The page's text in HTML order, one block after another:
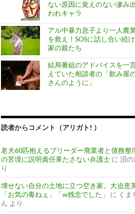
ない原因に覚えのない滲み
われキャラ
アル中暴力息子より一人農
を救え！SOSに話し合い続
家の親たち
結局番組のアドバイスを一
えていた相談者の「飲み屋
さんのように」
読者からコメント（アリガト! ）
老犬60匹抱えるブリーダー廃業者と債務整
の苦境に説明責任果たさない弁護士 に 沼の
り
壊せない自分の土地に立つ空き家。大迫恵
「お気の毒ねぇ」「w残念でした」
に くま
ん より